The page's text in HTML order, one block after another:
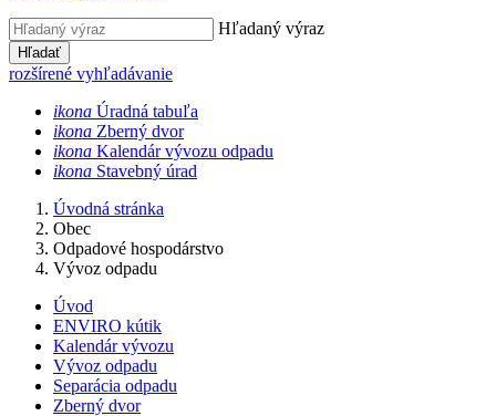
Hľadaný výraz
Hľadať
rozšírené vyhľadávanie
ikona Úradná tabuľa
ikona Zberný dvor
ikona Kalendár vývozu odpadu
ikona Stavebný úrad
Úvodná stránka
Obec
Odpadové hospodárstvo
Vývoz odpadu
Úvod
ENVIRO kútik
Kalendár vývozu
Vývoz odpadu
Separácia odpadu
Zberný dvor